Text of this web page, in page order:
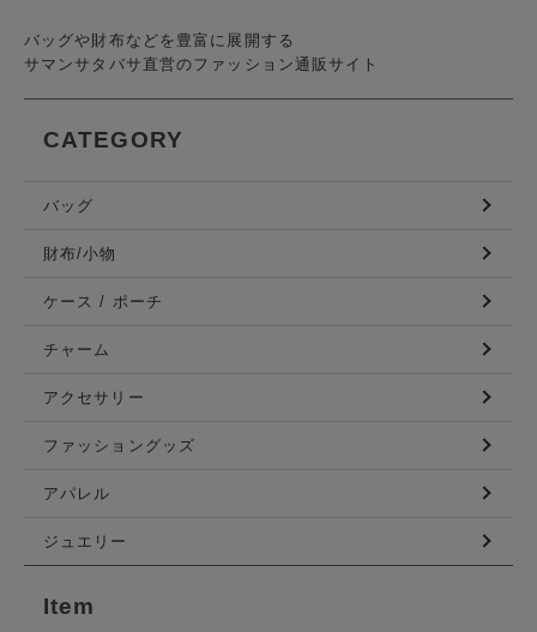
バッグや財布などを豊富に展開する
サマンサタバサ直営のファッション通販サイト
CATEGORY
バッグ
財布/小物
ケース / ポーチ
チャーム
アクセサリー
ファッショングッズ
アパレル
ジュエリー
Item